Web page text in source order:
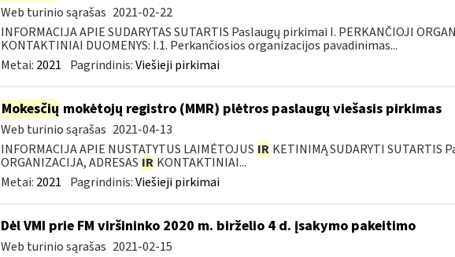
Web turinio sąrašas 2021-02-22
INFORMACIJA APIE SUDARYTAS SUTARTIS Paslaugų pirkimai I. PERKANČIOJI
KONTAKTINIAI DUOMENYS: I.1. Perkančiosios organizacijos pavadinimas...
Metai: 2021 Pagrindinis:Viešieji pirkimai
Mokesčių mokėtojų registro (MMR) plėtros paslaugų viešasis pirkimas
Web turinio sąrašas 2021-04-13
INFORMACIJA APIE NUSTATYTUS LAIMĖTOJUS IR KETINIMĄ SUDARYTI SUTARTIS
ORGANIZACIJA, ADRESAS IR KONTAKTINIAI...
Metai: 2021 Pagrindinis:Viešieji pirkimai
Dėl VMI prie FM viršininko 2020 m. birželio 4 d. įsakymo pakeitimo
Web turinio sąrašas 2021-02-15